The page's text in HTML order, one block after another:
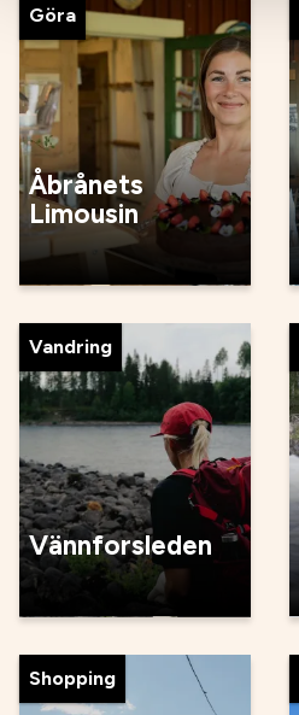
Göra
Åbrånets
Limousin
Vandring
Vännforsleden
Shopping